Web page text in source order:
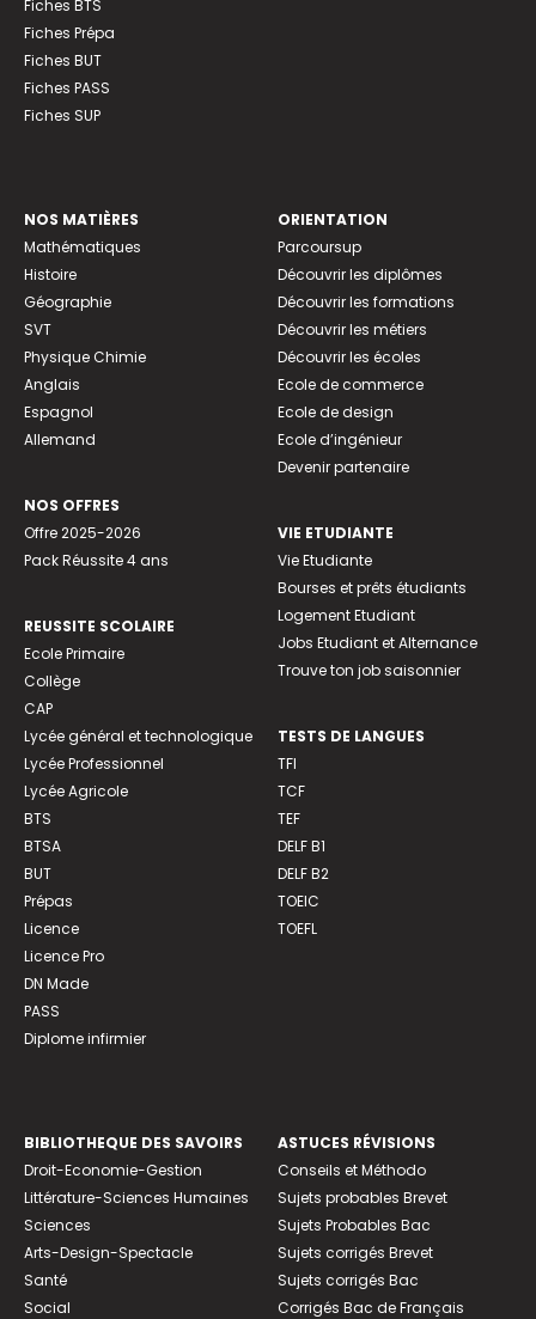
Fiches BTS
Fiches Prépa
Fiches BUT
Fiches PASS
Fiches SUP
NOS MATIÈRES
Mathématiques
Histoire
Géographie
SVT
Physique Chimie
Anglais
Espagnol
Allemand
NOS OFFRES
Offre 2025-2026
Pack Réussite 4 ans
REUSSITE SCOLAIRE
Ecole Primaire
Collège
CAP
Lycée général et technologique
Lycée Professionnel
Lycée Agricole
BTS
BTSA
BUT
Prépas
Licence
Licence Pro
DN Made
PASS
Diplome infirmier
ORIENTATION
Parcoursup
Découvrir les diplômes
Découvrir les formations
Découvrir les métiers
Découvrir les écoles
Ecole de commerce
Ecole de design
Ecole d’ingénieur
Devenir partenaire
VIE ETUDIANTE
Vie Etudiante
Bourses et prêts étudiants
Logement Etudiant
Jobs Etudiant et Alternance
Trouve ton job saisonnier
TESTS DE LANGUES
TFI
TCF
TEF
DELF B1
DELF B2
TOEIC
TOEFL
BIBLIOTHEQUE DES SAVOIRS
Droit-Economie-Gestion
Littérature-Sciences Humaines
Sciences
Arts-Design-Spectacle
Santé
Social
ASTUCES RÉVISIONS
Conseils et Méthodo
Sujets probables Brevet
Sujets Probables Bac
Sujets corrigés Brevet
Sujets corrigés Bac
Corrigés Bac de Français